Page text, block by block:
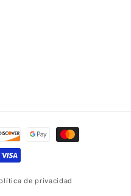
de privacidad